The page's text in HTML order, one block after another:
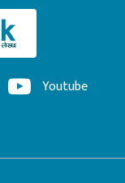
Youtube